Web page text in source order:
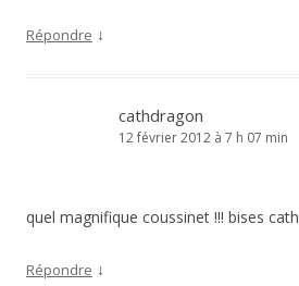
Répondre ↓
cathdragon
12 février 2012 à 7 h 07 min
quel magnifique coussinet !!! bises cath
Répondre ↓